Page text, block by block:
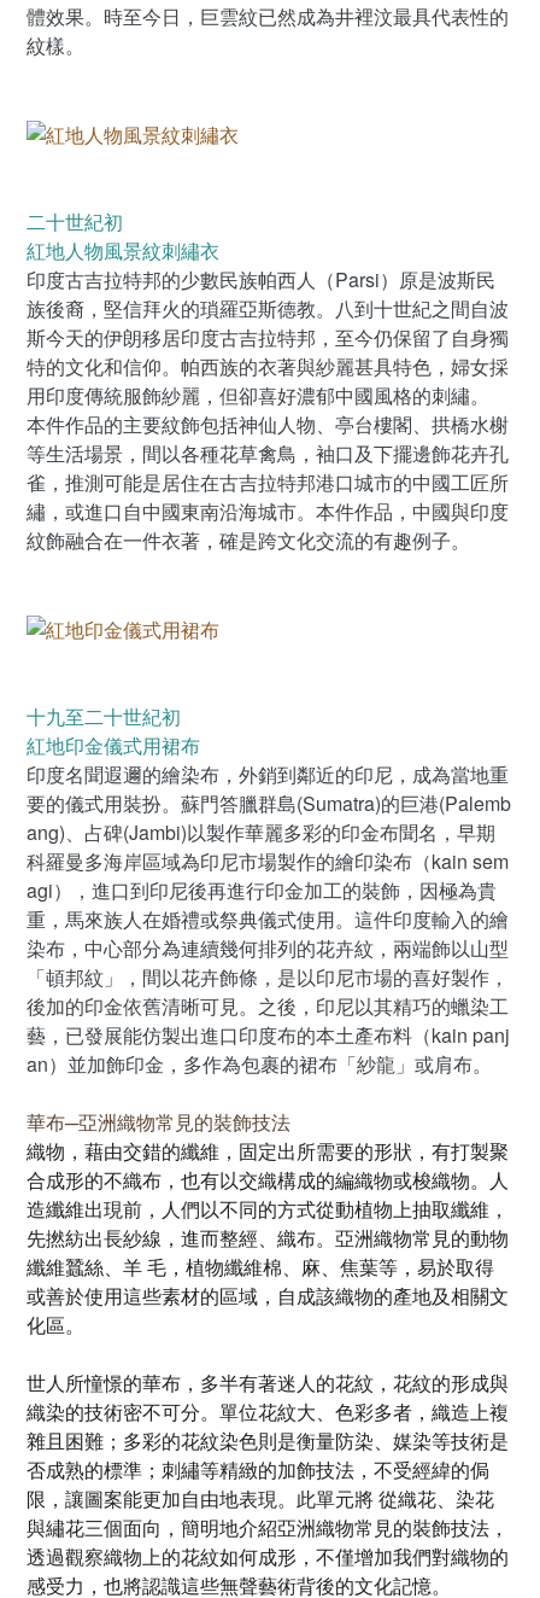
體效果。時至今日，巨雲紋已然成為井裡汶最具代表性的
紋樣。
二十世紀初
紅地人物風景紋刺繡衣
印度古吉拉特邦的少數民族帕西人（Parsi）原是波斯民
族後裔，堅信拜火的瑣羅亞斯德教。八到十世紀之間自波
斯今天的伊朗移居印度古吉拉特邦，至今仍保留了自身獨
特的文化和信仰。帕西族的衣著與紗麗甚具特色，婦女採
用印度傳統服飾紗麗，但卻喜好濃郁中國風格的刺繡。
本件作品的主要紋飾包括神仙人物、亭台樓閣、拱橋水榭
等生活場景，間以各種花草禽鳥，袖口及下擺邊飾花卉孔
雀，推測可能是居住在古吉拉特邦港口城市的中國工匠所
繡，或進口自中國東南沿海城市。本件作品，中國與印度
紋飾融合在一件衣著，確是跨文化交流的有趣例子。
十九至二十世紀初
紅地印金儀式用裙布
印度名聞遐邇的繪染布，外銷到鄰近的印尼，成為當地重
要的儀式用裝扮。蘇門答臘群島(Sumatra)的巨港(Palemb
ang)、占碑(Jambi)以製作華麗多彩的印金布聞名，早期
科羅曼多海岸區域為印尼市場製作的繪印染布（kain sem
agi），進口到印尼後再進行印金加工的裝飾，因極為貴
重，馬來族人在婚禮或祭典儀式使用。這件印度輸入的繪
染布，中心部分為連續幾何排列的花卉紋，兩端飾以山型
「頓邦紋」，間以花卉飾條，是以印尼市場的喜好製作，
後加的印金依舊清晰可見。之後，印尼以其精巧的蠟染工
藝，已發展能仿製出進口印度布的本土產布料（kain panj
an）並加飾印金，多作為包裹的裙布「紗龍」或肩布。
華布─亞洲織物常見的裝飾技法
織物，藉由交錯的纖維，固定出所需要的形狀，有打製聚
合成形的不織布，也有以交織構成的編織物或梭織物。人
造纖維出現前，人們以不同的方式從動植物上抽取纖維，
先撚紡出長紗線，進而整經、織布。亞洲織物常見的動物
纖維蠶絲、羊 毛，植物纖維棉、麻、焦葉等，易於取得
或善於使用這些素材的區域，自成該織物的產地及相關文
化區。
世人所憧憬的華布，多半有著迷人的花紋，花紋的形成與
織染的技術密不可分。單位花紋大、色彩多者，織造上複
雜且困難；多彩的花紋染色則是衡量防染、媒染等技術是
否成熟的標準；刺繡等精緻的加飾技法，不受經緯的侷
限，讓圖案能更加自由地表現。此單元將 從織花、染花
與繡花三個面向，簡明地介紹亞洲織物常見的裝飾技法，
透過觀察織物上的花紋如何成形，不僅增加我們對織物的
感受力，也將認識這些無聲藝術背後的文化記憶。